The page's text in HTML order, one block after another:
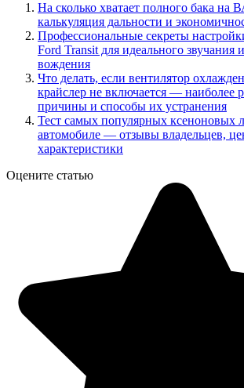
На сколько хватает полного бака на
калькуляция дальности и
Профессиональные секреты
Ford Transit для идеального звучания
вождения
Что делать, если вентилятор
крайслер не включается — наиболее
причины и способы их устранения
Тест самых популярных ксеноновых
автомобиле — отзывы владельцев,
характеристики
Оцените статью